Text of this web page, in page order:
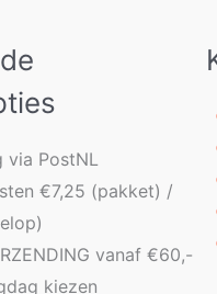
via PostNL
€7,25 (pakket) /
vanaf €60,-
kiezen